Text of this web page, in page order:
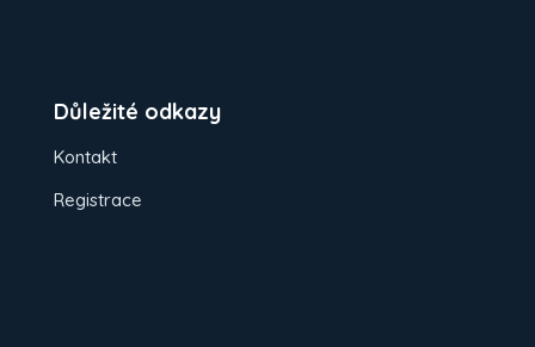
Důležité odkazy
Kontakt
Registrace